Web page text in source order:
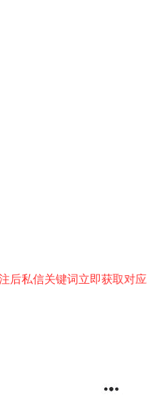
信关键词立即获取对应表